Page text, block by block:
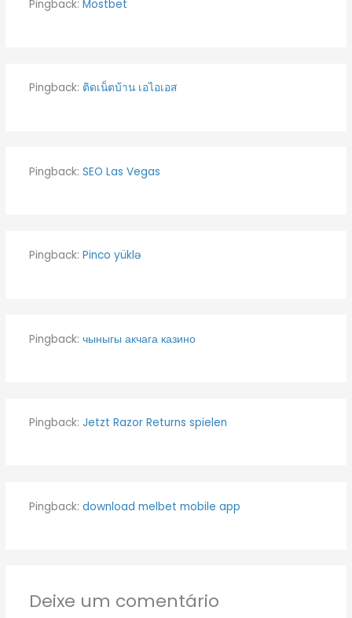
Pingback: Mostbet
Pingback: ติดเน็ตบ้าน เอไอเอส
Pingback: SEO Las Vegas
Pingback: Pinco yüklə
Pingback: чыныгы акчага казино
Pingback: Jetzt Razor Returns spielen
Pingback: download melbet mobile app
Deixe um comentário